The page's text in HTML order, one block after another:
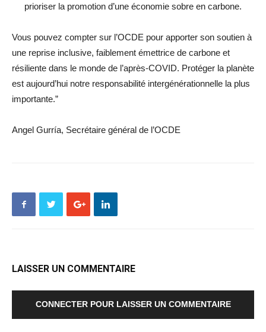
prioriser la promotion d’une économie sobre en carbone.
Vous pouvez compter sur l’OCDE pour apporter son soutien à
une reprise inclusive, faiblement émettrice de carbone et
résiliente dans le monde de l’après-COVID. Protéger la planète
est aujourd’hui notre responsabilité intergénérationnelle la plus
importante.”
Angel Gurría, Secrétaire général de l’OCDE
LAISSER UN COMMENTAIRE
CONNECTER POUR LAISSER UN COMMENTAIRE